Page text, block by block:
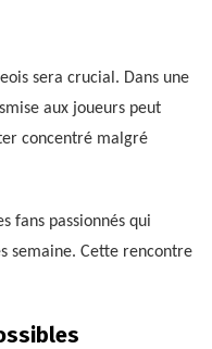
sera crucial. Dans une
aux joueurs peut
concentré malgré
fans passionnés qui
semaine. Cette rencontre